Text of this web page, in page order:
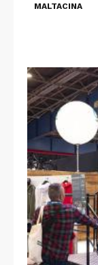
MALTACINA